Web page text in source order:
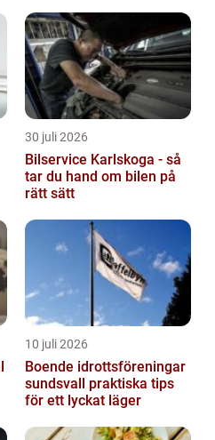
30 juli 2026
Bilservice Karlskoga - så
tar du hand om bilen på
rätt sätt
10 juli 2026
Boende idrottsföreningar
sundsvall praktiska tips
för ett lyckat läger